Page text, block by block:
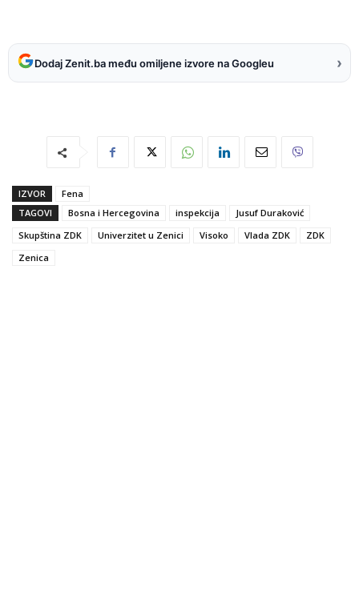
Dodaj Zenit.ba među omiljene izvore na Googleu ›
IZVOR
Fena
TAGOVI
Bosna i Hercegovina inspekcija
Jusuf Duraković
Skupština ZDK
Univerzitet u Zenici Visoko Vlada ZDK
ZDK
Zenica